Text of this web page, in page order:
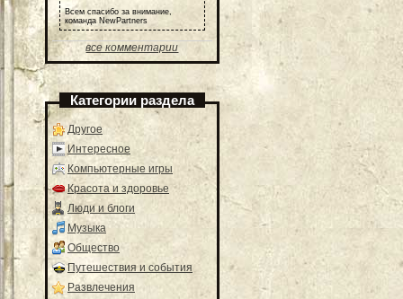
Всем спасибо за внимание,
команда NewPartners
все комментарии
Категории раздела
Другое
Интересное
Компьютерные игры
Красота и здоровье
Люди и блоги
Музыка
Общество
Путешествия и события
Развлечения